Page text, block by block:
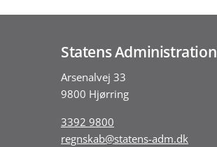
Statens Administration
Arsenalvej 33
9800 Hjørring
3392 9800
regnskab@statens-adm.dk